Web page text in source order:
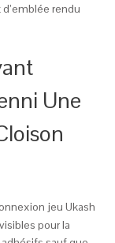
rendu
Une
pour la